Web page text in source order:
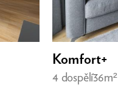
Komfort+
4 dospělí36m²